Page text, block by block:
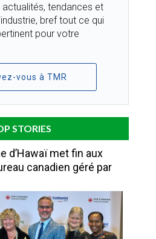
tendances et
bref tout ce qui
pour votre
vous à TMR
STORIES
d’Hawaï met fin aux
canadien géré par